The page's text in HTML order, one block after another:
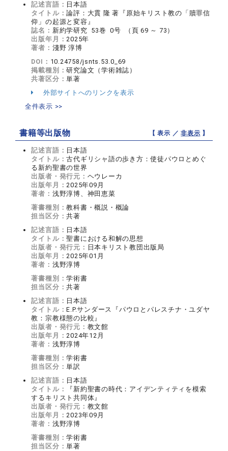
記述言語： 日本語
タイトル：論評：大貫 隆 著『原始キリスト教の「贖罪信
仰」の起源と変容』
誌名： 新約学研究 53巻 0号 （頁 69 ～ 73）
出版年月：2025年
著者： 淺野 淳博
DOI： 10.24758/jsnts.53.0_69
掲載種別：研究論文（学術雑誌）
共著区分：単著
外部サイトへのリンクを表示
全件表示 >>
書籍等出版物 【 表示 ／非表示 】
記述言語： 日本語
タイトル：古代ギリシャ語の歩き方：使徒パウロとめぐ
る新約聖書の世界
出版者・発行元： ヘウレーカ
出版年月：2025年09月
著者： 浅野淳博、神田恵菜
著書種別：教科書・概説・概論
担当区分：共著
記述言語： 日本語
タイトル：聖書における和解の思想
出版者・発行元： 日本キリスト教団出版局
出版年月：2025年01月
著者： 浅野淳博
著書種別：学術書
担当区分：共著
記述言語： 日本語
タイトル：E.P.サンダース『パウロとパレスチナ・ユダヤ
教：宗教様態の比較』
出版者・発行元： 教文館
出版年月：2024年12月
著者： 浅野淳博
著書種別：学術書
担当区分：単訳
記述言語： 日本語
タイトル：
『新約聖書の時代：アイデンティティを模索
するキリスト共同体』
出版者・発行元： 教文館
出版年月：2023年09月
著者： 浅野淳博
著書種別：学術書
担当区分：単著